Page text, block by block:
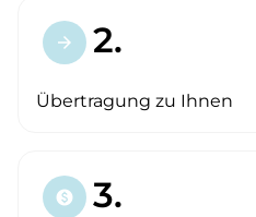
arrow_forward 2.
Übertragung zu Ihnen
paid 3.